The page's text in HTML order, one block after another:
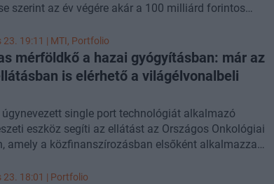
szerint az év végére akár a 100 milliárd forintos
közgazdászok azonnali évközi konszolidációt és a
alapdíjak emelését sürgetik, Hegedűs Zsolt
miniszter adathiányra hivatkozva egyelőre nem
a lehetséges megoldásról - közölte aRTL Híradó
23. 19:11 | MTI, Portfolio
mérföldkő a hazai gyógyításban: már az
is elérhető a világélvonalbeli
úgynevezett single port technológiát alkalmazó
eszköz segíti az ellátást az Országos Onkológiai
amely a közfinanszírozásban elsőként alkalmazza
23. 18:01 | Portfolio